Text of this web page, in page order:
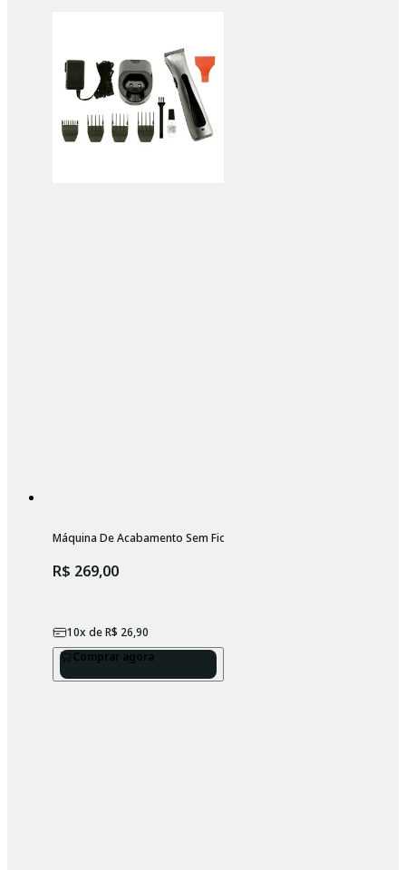
Máquina De Acabamento Sem Fio Profissional Wahl Beret
R$ 269,00
10x deR$ 26,90
Comprar agora